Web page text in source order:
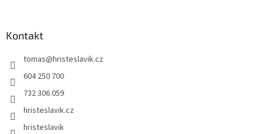
Kontakt
tomas@hristeslavik.cz
604 250 700
732 306 059
hristeslavik.cz
hristeslavik